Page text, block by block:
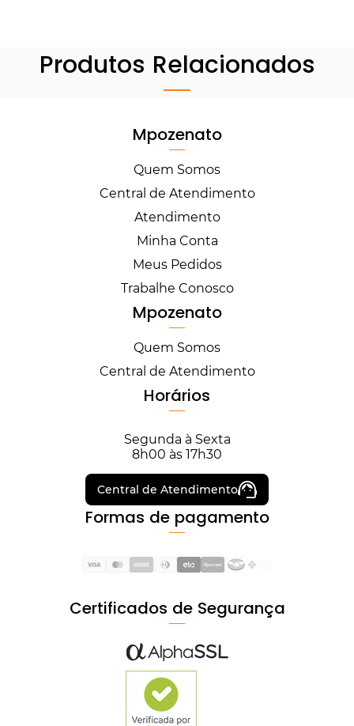
Produtos Relacionados
Mpozenato
Quem Somos
Central de Atendimento
Atendimento
Minha Conta
Meus Pedidos
Trabalhe Conosco
Mpozenato
Quem Somos
Central de Atendimento
Horários
Segunda à Sexta
8h00 às 17h30
Central de Atendimento
Formas de pagamento
Certificados de Segurança